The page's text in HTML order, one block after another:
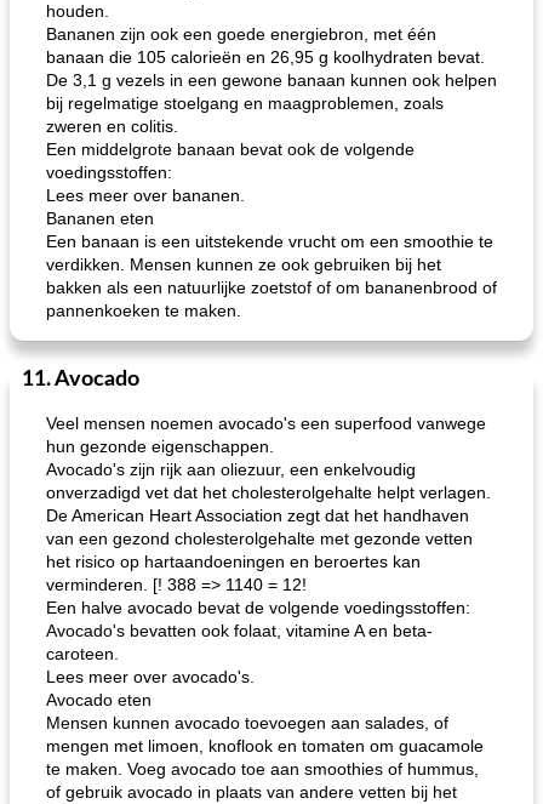
geroosterde tilapia parmezaan spaghetti squash i
houden.
Bananen zijn ook een goede energiebron, met één
banaan die 105 calorieën en 26,95 g koolhydraten bevat.
De 3,1 g vezels in een gewone banaan kunnen ook helpen
bij regelmatige stoelgang en maagproblemen, zoals
zweren en colitis.
Een middelgrote banaan bevat ook de volgende
voedingsstoffen:
Lees meer over bananen.
Bananen eten
Een banaan is een uitstekende vrucht om een ​​smoothie te
verdikken. Mensen kunnen ze ook gebruiken bij het
bakken als een natuurlijke zoetstof of om bananenbrood of
pannenkoeken te maken.
11. Avocado
Veel mensen noemen avocado's een superfood vanwege
hun gezonde eigenschappen.
Avocado's zijn rijk aan oliezuur, een enkelvoudig
onverzadigd vet dat het cholesterolgehalte helpt verlagen.
De American Heart Association zegt dat het handhaven
van een gezond cholesterolgehalte met gezonde vetten
het risico op hartaandoeningen en beroertes kan
verminderen. [! 388 => 1140 = 12!
Een halve avocado bevat de volgende voedingsstoffen:
Avocado's bevatten ook folaat, vitamine A en beta-
caroteen.
Lees meer over avocado's.
Avocado eten
Mensen kunnen avocado toevoegen aan salades, of
mengen met limoen, knoflook en tomaten om guacamole
te maken. Voeg avocado toe aan smoothies of hummus,
of gebruik avocado in plaats van andere vetten bij het